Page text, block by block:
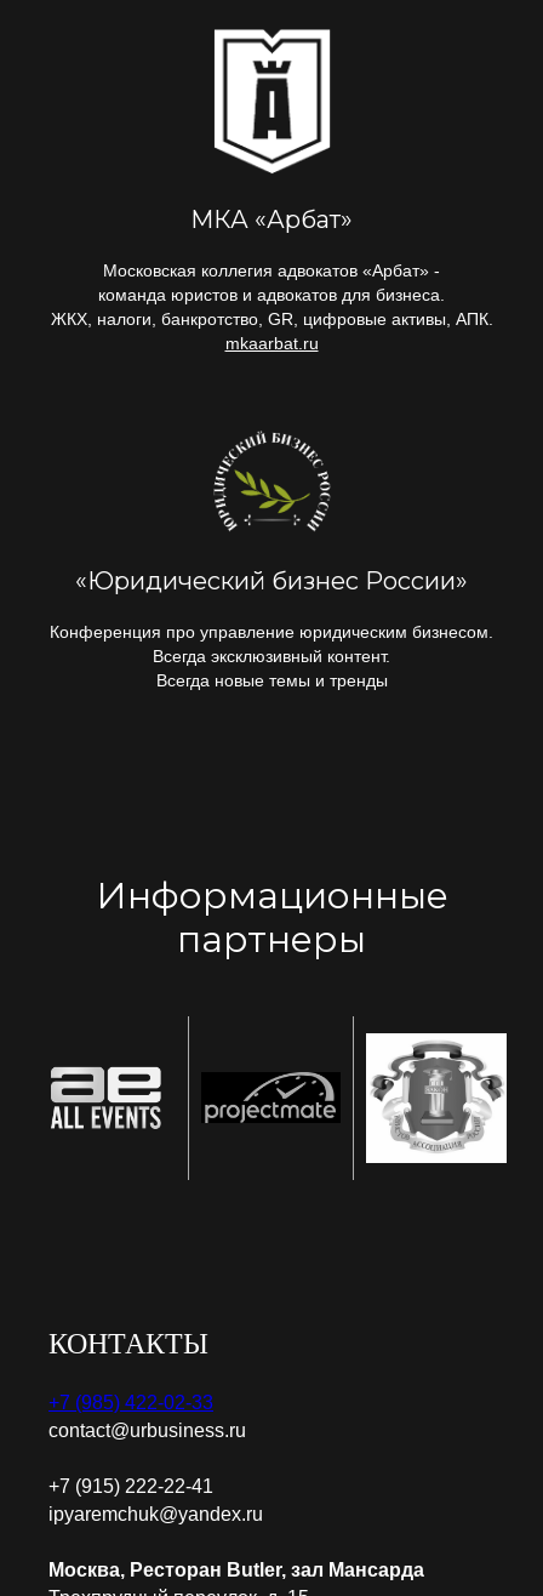
МКА «Арбат»
Московская коллегия адвокатов «Арбат» -
команда юристов и адвокатов для бизнеса.
ЖКХ, налоги, банкротство, GR, цифровые активы, АПК.
mkaarbat.ru
«Юридический бизнес России»
Конференция про управление юридическим бизнесом.
Всегда эксклюзивный контент.
Всегда новые темы и тренды
Информационные
партнеры
КОНТАКТЫ
+7 (985) 422-02-33
contact@urbusiness.ru
+7 (915) 222-22-41
ipyaremchuk@yandex.ru
Москва, Ресторан Butler, зал Мансарда